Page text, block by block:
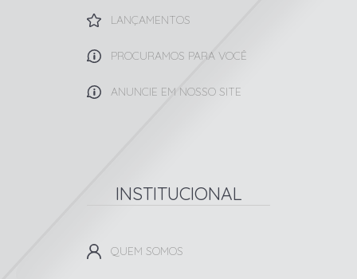
LANÇAMENTOS
PROCURAMOS PARA VOCÊ
ANUNCIE EM NOSSO SITE
INSTITUCIONAL
QUEM SOMOS